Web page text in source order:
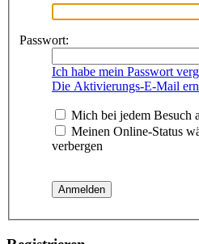
Passwort:
Ich habe mein Passwort
Die Aktivierungs-E-Mail
Mich bei jedem Besuch
Meinen Online-Status
verbergen